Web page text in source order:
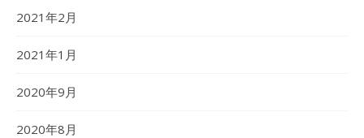
2021年2月
2021年1月
2020年9月
2020年8月